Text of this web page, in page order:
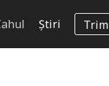
Știri